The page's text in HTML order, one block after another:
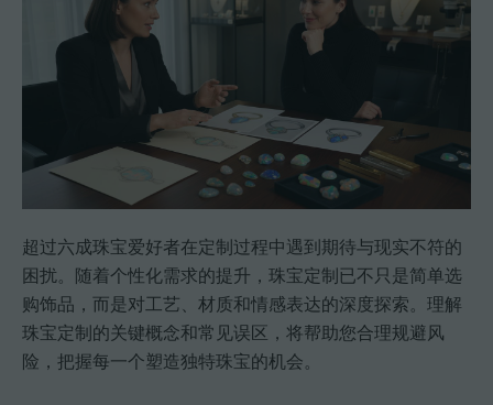
超过六成珠宝爱好者在定制过程中遇到期待与现实不符的
困扰。随着个性化需求的提升，珠宝定制已不只是简单选
购饰品，而是对工艺、材质和情感表达的深度探索。理解
珠宝定制的关键概念和常见误区，将帮助您合理规避风
险，把握每一个塑造独特珠宝的机会。